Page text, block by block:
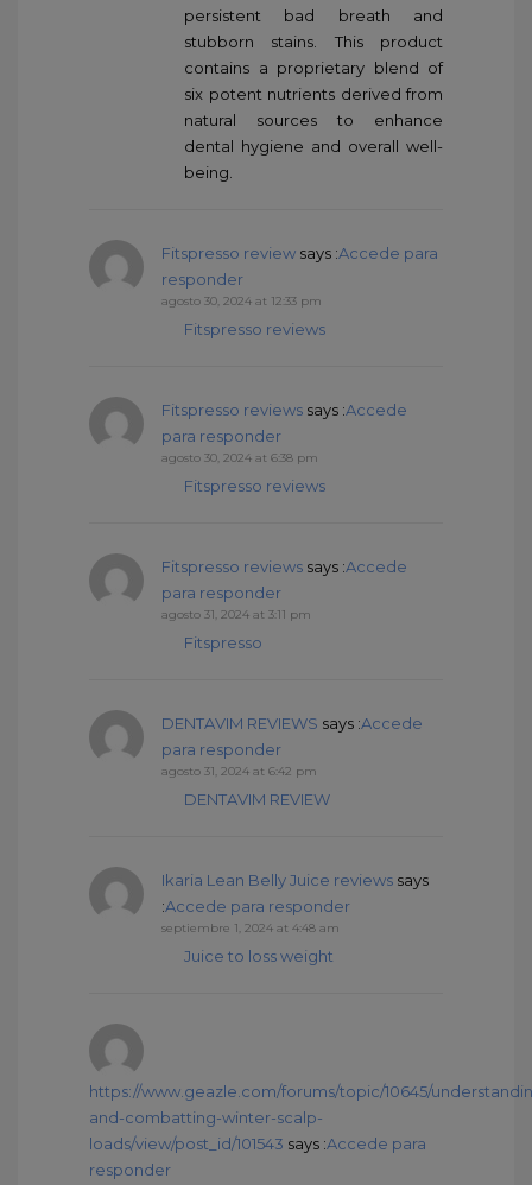
persistent bad breath and
stubborn stains. This product
contains a proprietary blend of
six potent nutrients derived from
natural sources to enhance
dental hygiene and overall well-
being.
Fitspresso review says :Accede para
responder
agosto 30, 2024 at 12:33 pm
Fitspresso reviews
Fitspresso reviews says :Accede
para responder
agosto 30, 2024 at 6:38 pm
Fitspresso reviews
Fitspresso reviews says :Accede
para responder
agosto 31, 2024 at 3:11 pm
Fitspresso
DENTAVIM REVIEWS says :Accede
para responder
agosto 31, 2024 at 6:42 pm
DENTAVIM REVIEW
Ikaria Lean Belly Juice reviews says
:Accede para responder
septiembre 1, 2024 at 4:48 am
Juice to loss weight
https://www.geazle.com/forums/topic/10645/
and-combatting-winter-scalp-
loads/view/post_id/101543 says :Accede para
responder